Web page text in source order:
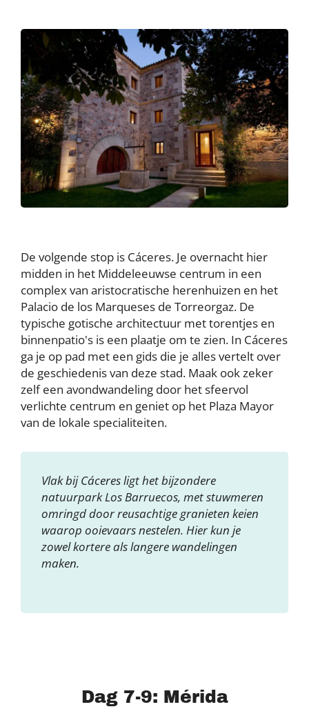
De volgende stop is Cáceres. Je overnacht hier
midden in het Middeleeuwse centrum in een
complex van aristocratische herenhuizen en het
Palacio de los Marqueses de Torreorgaz. De
typische gotische architectuur met torentjes en
binnenpatio's is een plaatje om te zien. In Cáceres
ga je op pad met een gids die je alles vertelt over
de geschiedenis van deze stad. Maak ook zeker
zelf een avondwandeling door het sfeervol
verlichte centrum en geniet op het Plaza Mayor
van de lokale specialiteiten.
Vlak bij Cáceres ligt het bijzondere
natuurpark Los Barruecos, met stuwmeren
omringd door reusachtige granieten keien
waarop ooievaars nestelen. Hier kun je
zowel kortere als langere wandelingen
maken.
Dag 7-9: Mérida